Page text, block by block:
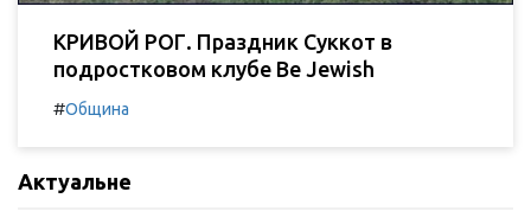
КРИВОЙ РОГ. Праздник Суккот в
подростковом клубе Be Jewish
#Община
Актуальне